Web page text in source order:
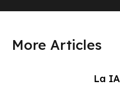
More Articles
La